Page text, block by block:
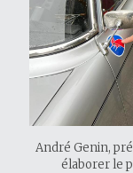
André Genin,
élaborer le